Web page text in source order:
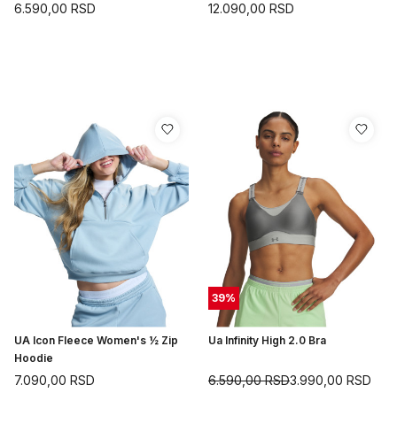
6.590,00 RSD 12.090,00 RSD
UA Icon Fleece Women's ½ Zip
Hoodie
7.090,00 RSD
39%
Ua Infinity High 2.0 Bra
3.990,00 RSD
6.590,00RSD